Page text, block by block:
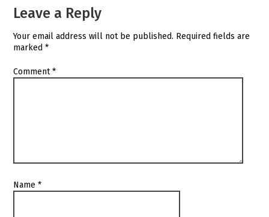
Leave a Reply
Your email address will not be published. Required fields are
marked*
Comment*
Name*